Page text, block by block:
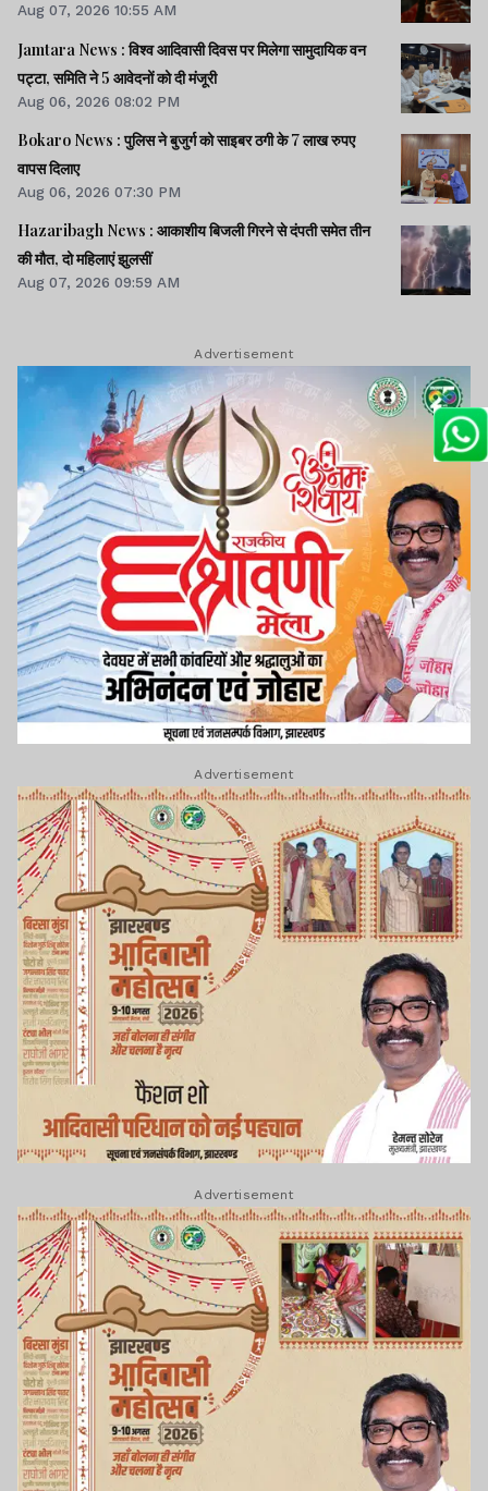
Aug 07, 2026 10:55 AM
Jamtara News : विश्व आदिवासी दिवस पर मिलेगा सामुदायिक वन
पट्टा, समिति ने 5 आवेदनों को दी मंजूरी
Aug 06, 2026 08:02 PM
Bokaro News : पुलिस ने बुजुर्ग को साइबर ठगी के 7 लाख रुपए
वापस दिलाए
Aug 06, 2026 07:30 PM
Hazaribagh News : आकाशीय बिजली गिरने से दंपती समेत तीन
की मौत, दो महिलाएं झुलसीं
Aug 07, 2026 09:59 AM
Advertisement
Advertisement
Advertisement